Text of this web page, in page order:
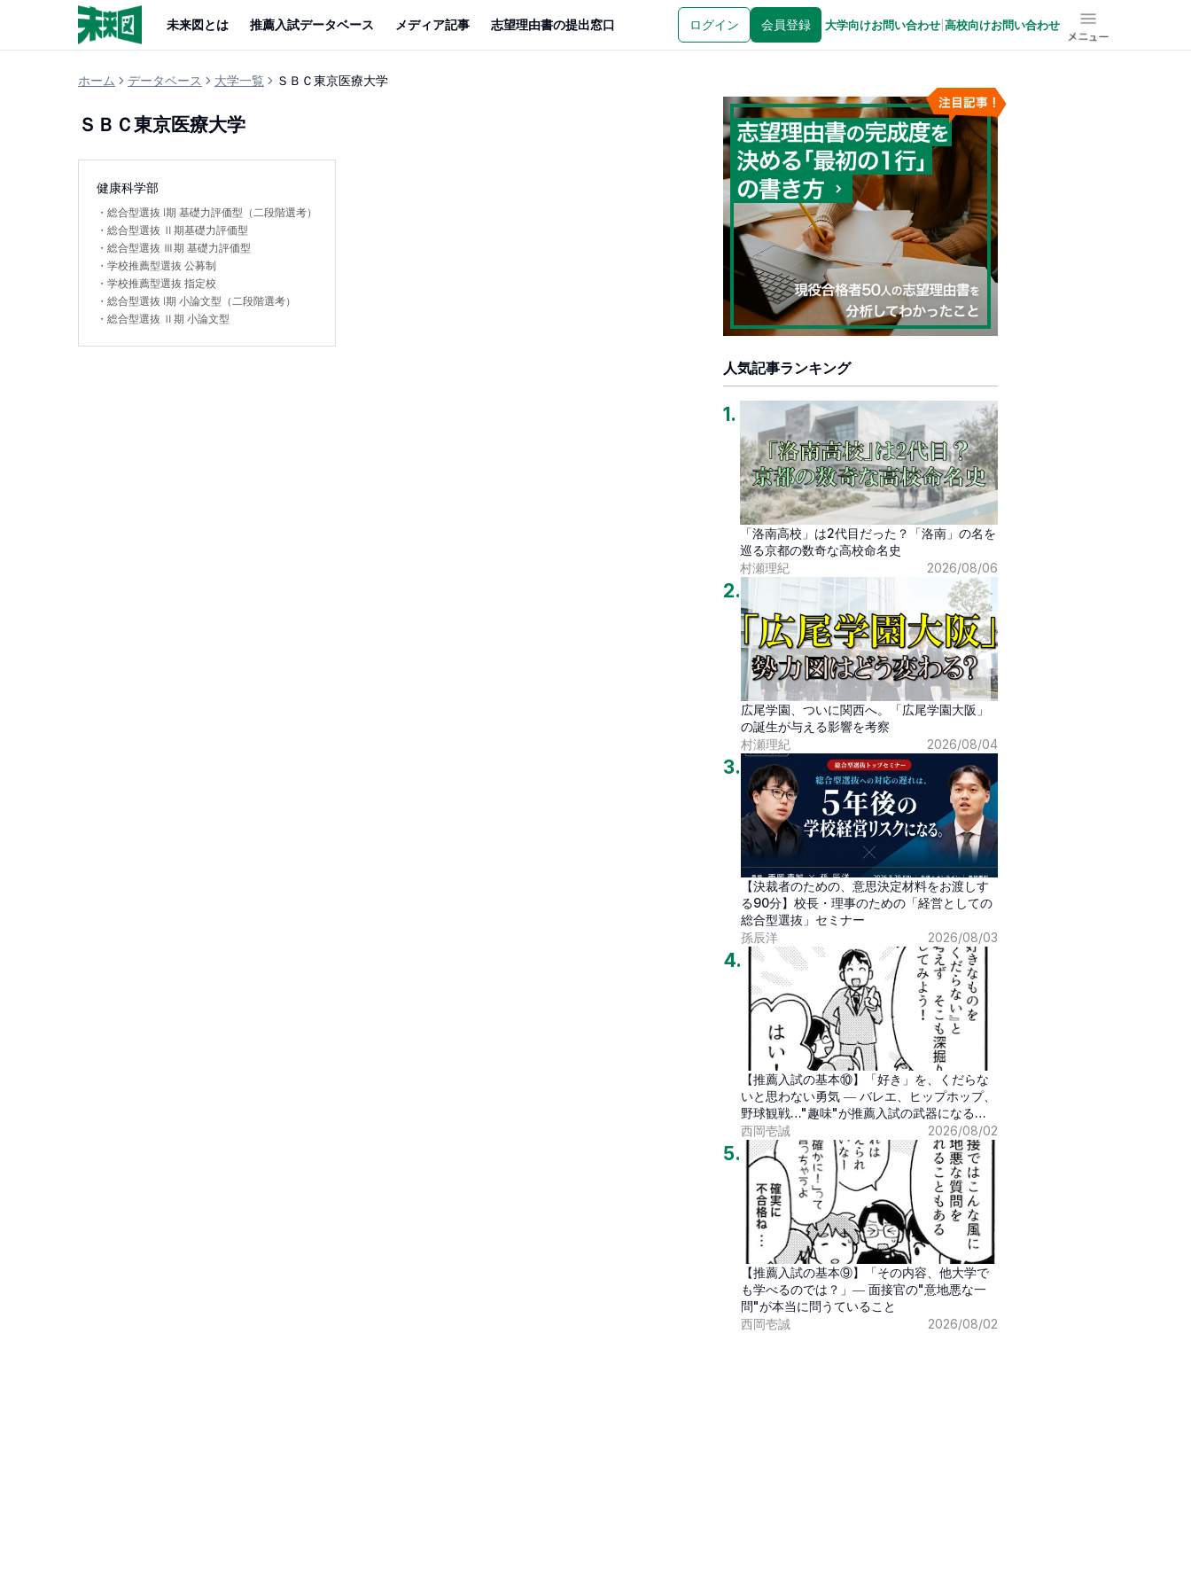
未来図とは 推薦入試データベース メディア記事 志望理由書の提出窓口 ログイン 会員登録 大学向けお問い合わせ 高校向けお問い合わせ メニュー
ホーム データベース 大学一覧 ＳＢＣ東京医療大学
ＳＢＣ東京医療大学
健康科学部
・ 総合型選抜 I期 基礎力評価型（二段階選考）
・ 総合型選抜 Ⅱ期基礎力評価型
・ 総合型選抜 Ⅲ期 基礎力評価型
・ 学校推薦型選抜 公募制
・ 学校推薦型選抜 指定校
・ 総合型選抜 I期 小論文型（二段階選考）
・ 総合型選抜 Ⅱ期 小論文型
人気記事ランキング
1.
「洛南高校」は2代目だった？「洛南」の名を
巡る京都の数奇な高校命名史
村瀬理紀
2026/08/06
2.
広尾学園、ついに関西へ。「広尾学園大阪」
の誕生が与える影響を考察
村瀬理紀
2026/08/04
3.
【決裁者のための、意思決定材料をお渡しす
る90分】校長・理事のための「経営としての
総合型選抜」セミナー
孫辰洋
2026/08/03
4.
【推薦入試の基本⑩】「好き」を、くだらな
いと思わない勇気 ― バレエ、ヒップホップ、
野球観戦…"趣味"が推薦入試の武器になる時
代
西岡壱誠 2026/08/02
5.
【推薦入試の基本⑨】「その内容、他大学で
も学べるのでは？」― 面接官の"意地悪な一
問"が本当に問うていること
西岡壱誠
2026/08/02